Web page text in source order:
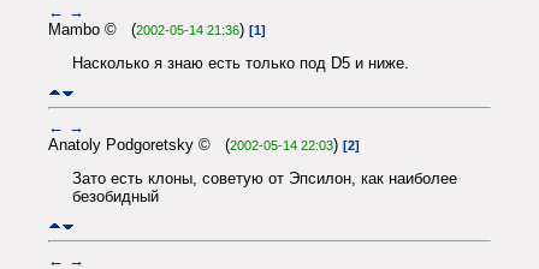
← →
Mambo © (2002-05-14 21:36) [1]
Насколько я знаю есть только под D5 и ниже.
← →
Anatoly Podgoretsky © (2002-05-14 22:03) [2]
Зато есть клоны, советую от Эпсилон, как наиболее
безобидный
← →